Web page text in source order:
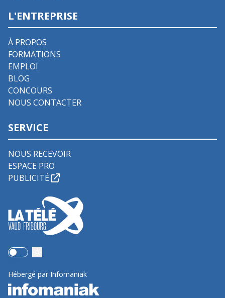
L'ENTREPRISE
À PROPOS
FORMATIONS
EMPLOI
BLOG
CONCOURS
NOUS CONTACTER
SERVICE
NOUS RECEVOIR
ESPACE PRO
PUBLICITÉ
Use setting
Hébergé par Infomaniak